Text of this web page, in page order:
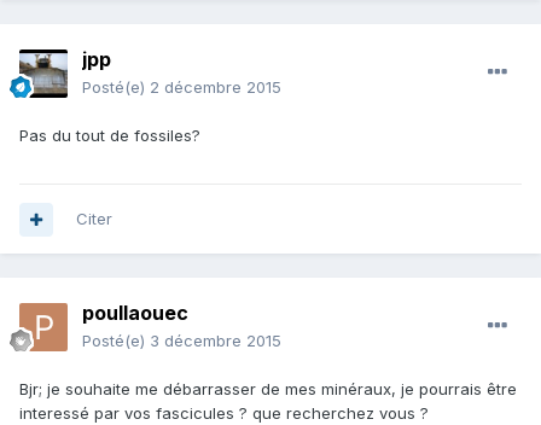
jpp
Posté(e) 2 décembre 2015
Pas du tout de fossiles?
Citer
poullaouec
Posté(e) 3 décembre 2015
Bjr; je souhaite me débarrasser de mes minéraux, je pourrais être
interessé par vos fascicules ? que recherchez vous ?